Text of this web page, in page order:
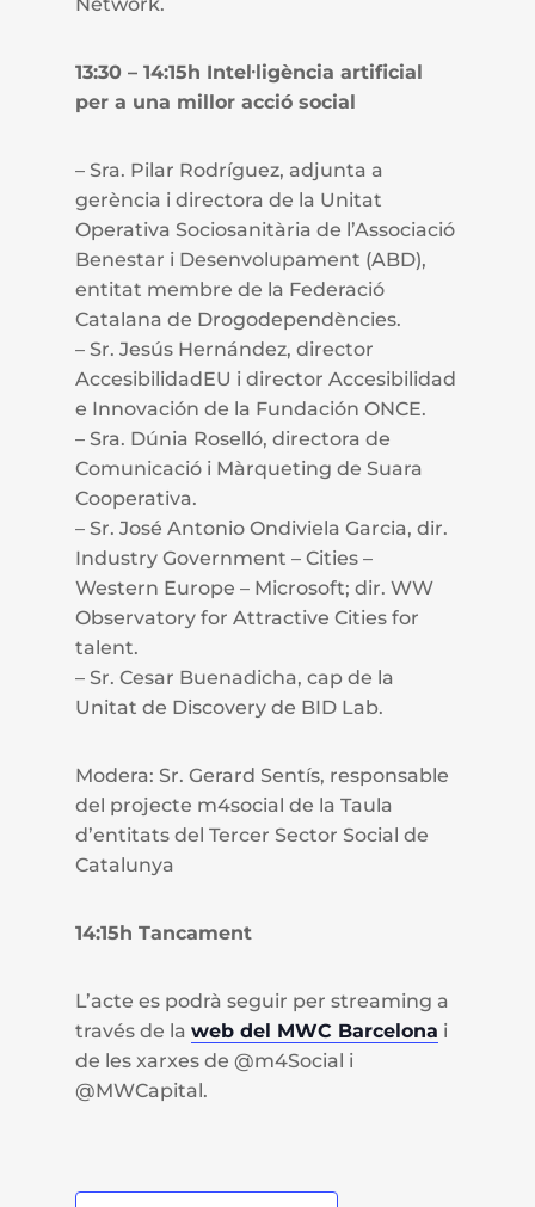
13:30 – 14:15h Intel·ligència artificial
per a una millor acció social
– Sra. Pilar Rodríguez, adjunta a
gerència i directora de la Unitat
Operativa Sociosanitària de l’Associació
Benestar i Desenvolupament (ABD),
entitat membre de la Federació
Catalana de Drogodependències.
– Sr. Jesús Hernández, director
AccesibilidadEU i director Accesibilidad
e Innovación de la Fundación ONCE.
– Sra. Dúnia Roselló, directora de
Comunicació i Màrqueting de Suara
Cooperativa.
– Sr. José Antonio Ondiviela Garcia, dir.
Industry Government – Cities –
Western Europe – Microsoft; dir. WW
Observatory for Attractive Cities for
talent.
– Sr. Cesar Buenadicha, cap de la
Unitat de Discovery de BID Lab.
Modera: Sr. Gerard Sentís, responsable
del projecte m4social de la Taula
d’entitats del Tercer Sector Social de
Catalunya
14:15h Tancament
L’acte es podrà seguir per streaming a
través de la web del MWC Barcelona i
de les xarxes de @m4Social i
@MWCapital.